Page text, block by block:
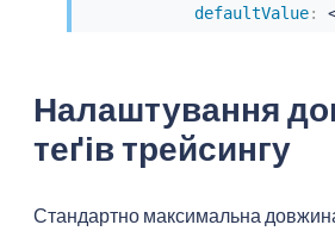
defaultValue:
Налаштування
теґів трейсингу
Стандартно максимальна